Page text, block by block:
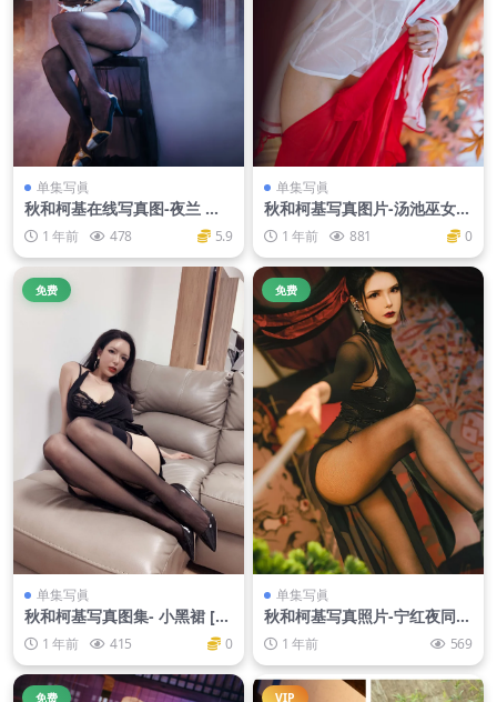
单集写眞
秋和柯基在线写真图-夜兰 兔
女郎 [92P-1.86GB]
1 年前 478 5.9
单集写眞
秋和柯基写真图片-汤池巫女
[53P1V-1.12GB]
1 年前 881 0
免费
单集写眞
秋和柯基写真图集- 小黑裙 [47
P-248MB]
1 年前 415 0
免费
单集写眞
秋和柯基写真照片-宁红夜同人
[35P-168MB]
1 年前 569
免费 VIP